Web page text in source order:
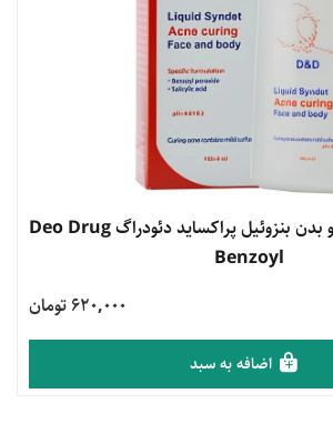
مایع شوینده صورت و بدن بنزوئیل پراکساید دئودراگ Deo Drug
Benzoyl
620,000 تومان
اضافه به سبد